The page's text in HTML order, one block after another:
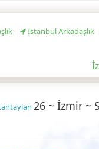
| İstanbul Arkadaşlık |
26 ~ İzmir ~